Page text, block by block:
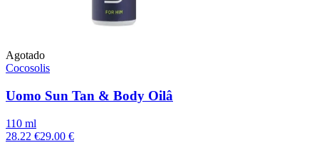
Agotado
Cocosolis
Uomo Sun Tan & Body Oilâ
110 ml
28.22 €29.00 €